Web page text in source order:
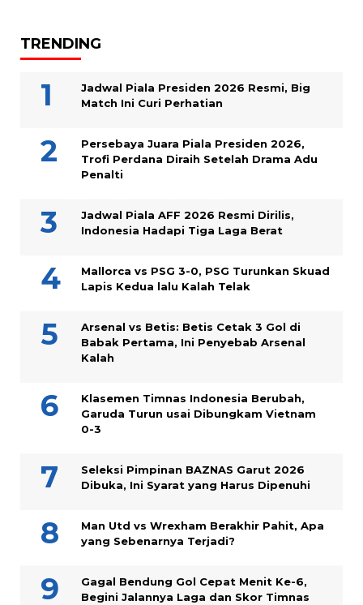
TRENDING
Jadwal Piala Presiden 2026 Resmi, Big
Match Ini Curi Perhatian
Persebaya Juara Piala Presiden 2026,
Trofi Perdana Diraih Setelah Drama Adu
Penalti
Jadwal Piala AFF 2026 Resmi Dirilis,
Indonesia Hadapi Tiga Laga Berat
Mallorca vs PSG 3-0, PSG Turunkan Skuad
Lapis Kedua lalu Kalah Telak
Arsenal vs Betis: Betis Cetak 3 Gol di
Babak Pertama, Ini Penyebab Arsenal
Kalah
Klasemen Timnas Indonesia Berubah,
Garuda Turun usai Dibungkam Vietnam
0-3
Seleksi Pimpinan BAZNAS Garut 2026
Dibuka, Ini Syarat yang Harus Dipenuhi
Man Utd vs Wrexham Berakhir Pahit, Apa
yang Sebenarnya Terjadi?
Gagal Bendung Gol Cepat Menit Ke-6,
Begini Jalannya Laga dan Skor Timnas